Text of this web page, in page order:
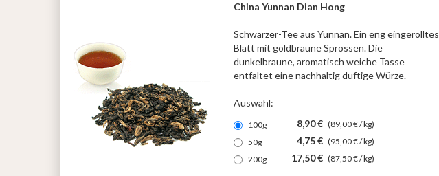
China Yunnan Dian Hong
Schwarzer-Tee aus Yunnan. Ein eng eingerolltes
Blatt mit goldbraune Sprossen. Die
dunkelbraune, aromatisch weiche Tasse
entfaltet eine nachhaltig duftige Würze.
Auswahl:
100g 8,90 € (89,00 € / kg)
50g
4,75 € (95,00 € / kg)
200g
17,50 € (87,50 € / kg)